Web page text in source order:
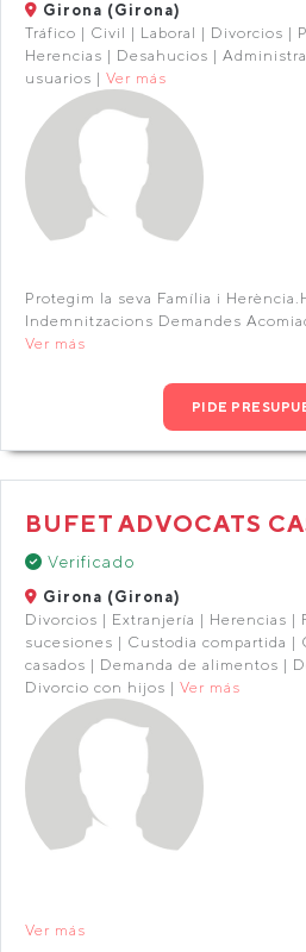
Girona (Girona)
Tráfico | Civil | Laboral | Divorcios |
Herencias | Desahucios |
usuarios | Ver más
Protegim la seva Família i
Indemnitzacions Demandes
Ver más
PIDE
BUFET ADVOCATS
Verificado
Girona (Girona)
Divorcios | Extranjería | Herencias |
sucesiones | Custodia compartida |
casados | Demanda de alimentos |
Divorcio con hijos | Ver más
Ver más